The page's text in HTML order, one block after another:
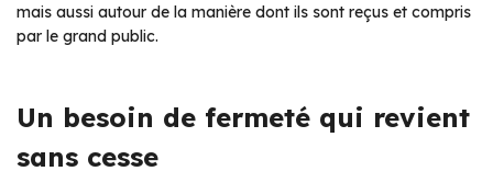
mais aussi autour de la manière dont ils sont reçus et compris
par le grand public.
Un besoin de fermeté qui revient
sans cesse